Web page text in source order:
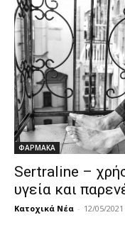
ΦΑΡΜΑΚΑ
Sertraline –
υγεία και
Κατοχικά Νέα - 12/05/2021